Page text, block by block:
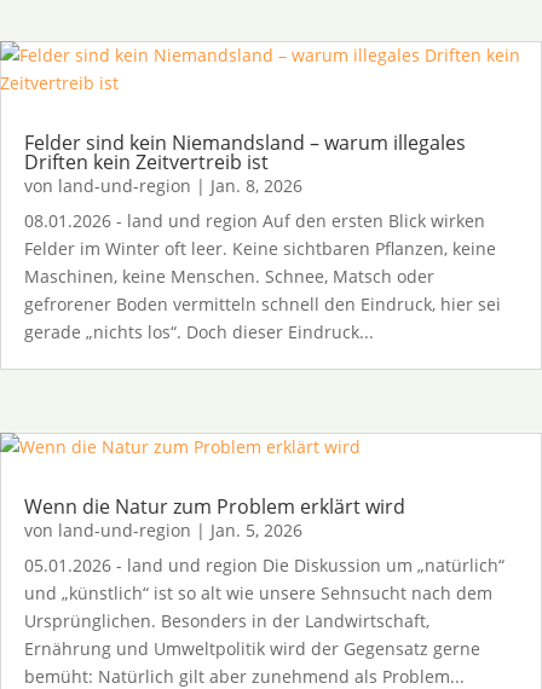
Felder sind kein Niemandsland – warum illegales
Driften kein Zeitvertreib ist
von land-und-region | Jan. 8, 2026
08.01.2026 - land und region Auf den ersten Blick wirken
Felder im Winter oft leer. Keine sichtbaren Pflanzen, keine
Maschinen, keine Menschen. Schnee, Matsch oder
gefrorener Boden vermitteln schnell den Eindruck, hier sei
gerade „nichts los“. Doch dieser Eindruck...
Wenn die Natur zum Problem erklärt wird
von land-und-region | Jan. 5, 2026
05.01.2026 - land und region Die Diskussion um „natürlich“
und „künstlich“ ist so alt wie unsere Sehnsucht nach dem
Ursprünglichen. Besonders in der Landwirtschaft,
Ernährung und Umweltpolitik wird der Gegensatz gerne
bemüht: Natürlich gilt aber zunehmend als Problem...